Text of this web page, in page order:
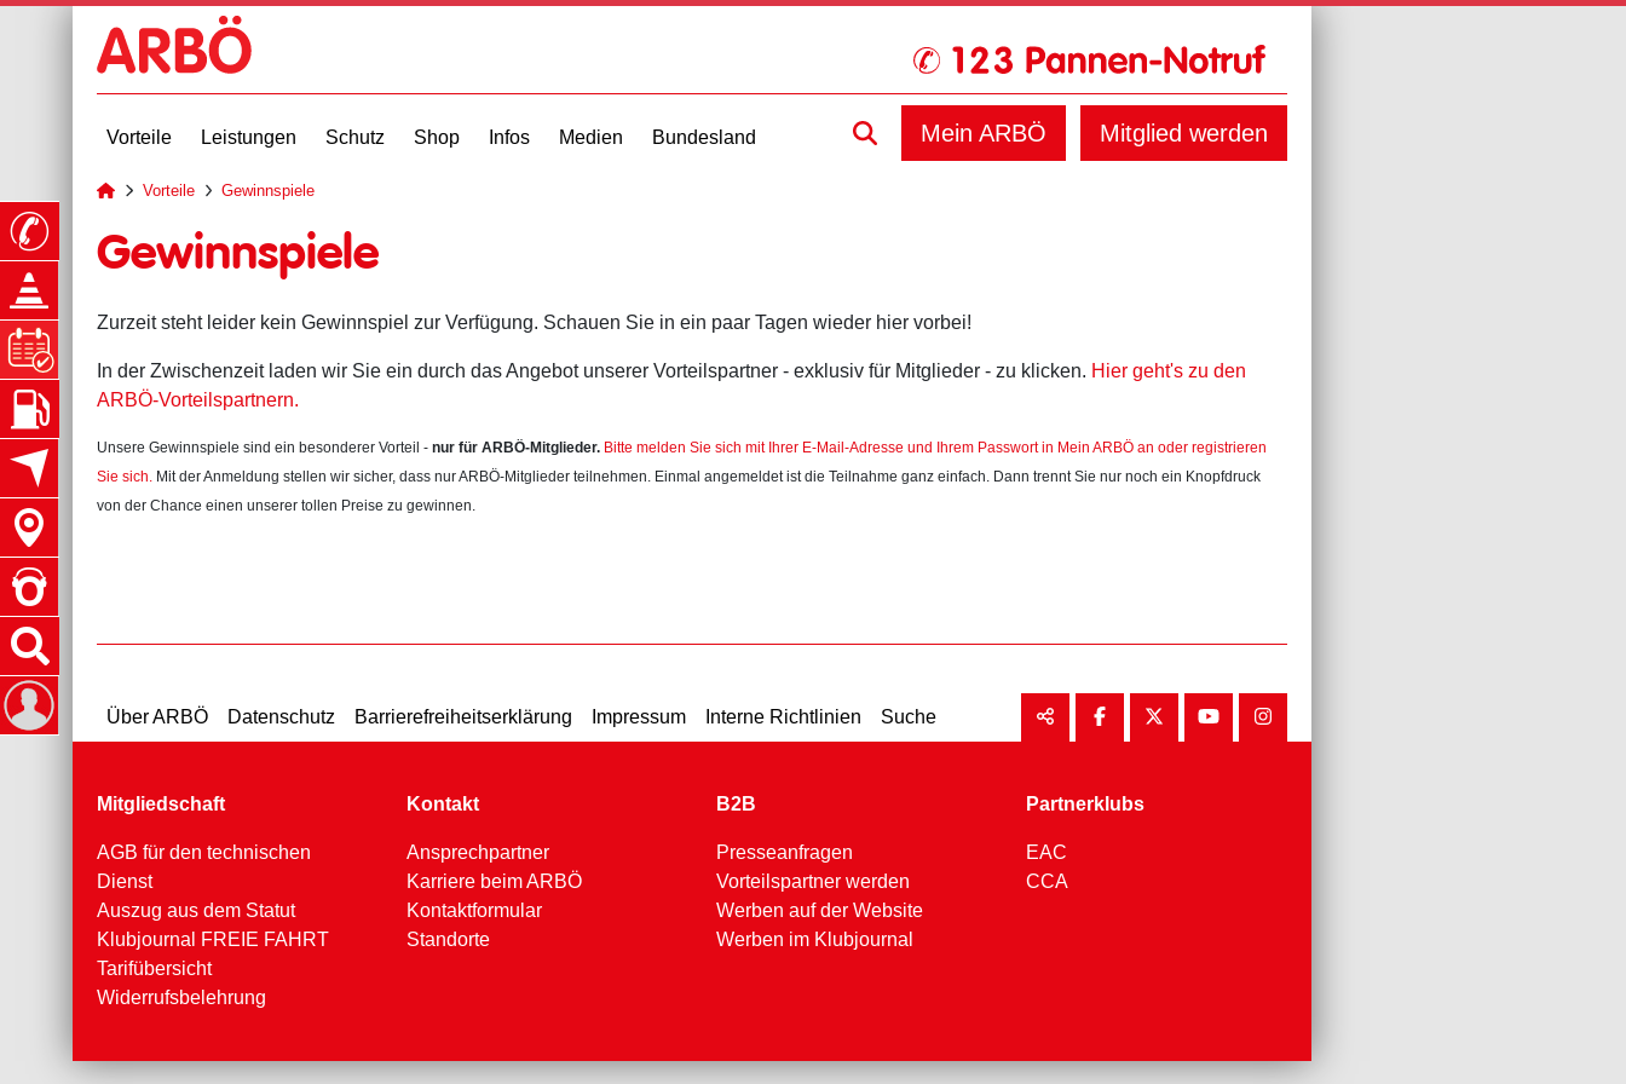
Vorteile Leistungen Schutz Shop Infos Medien Bundesland Mein ARBÖ Mitglied werden
zur Startseite
Vorteile Gewinnspiele
Gewinnspiele
Zurzeit steht leider kein Gewinnspiel zur Verfügung. Schauen Sie in ein paar Tagen wieder hier vorbei!
In der Zwischenzeit laden wir Sie ein durch das Angebot unserer Vorteilspartner - exklusiv für Mitglieder - zu klicken. Hier geht's zu den
ARBÖ-Vorteilspartnern.
Unsere Gewinnspiele sind ein besonderer Vorteil - nur für ARBÖ-Mitglieder. Bitte melden Sie sich mit Ihrer E-Mail-Adresse und Ihrem Passwort in Mein ARBÖ an oder registrieren
Sie sich. Mit der Anmeldung stellen wir sicher, dass nur ARBÖ-Mitglieder teilnehmen. Einmal angemeldet ist die Teilnahme ganz einfach. Dann trennt Sie nur noch ein Knopfdruck
von der Chance einen unserer tollen Preise zu gewinnen.
Über ARBÖ Datenschutz Barrierefreiheitserklärung Impressum Interne Richtlinien Suche
Mitgliedschaft
AGB für den technischen
Dienst
Auszug aus dem Statut
Klubjournal FREIE FAHRT
Tarifübersicht
Widerrufsbelehrung
Kontakt
Ansprechpartner
Karriere beim ARBÖ
Kontaktformular
Standorte
B2B
Presseanfragen
Vorteilspartner werden
Werben auf der Website
Werben im Klubjournal
Partnerklubs
EAC
CCA